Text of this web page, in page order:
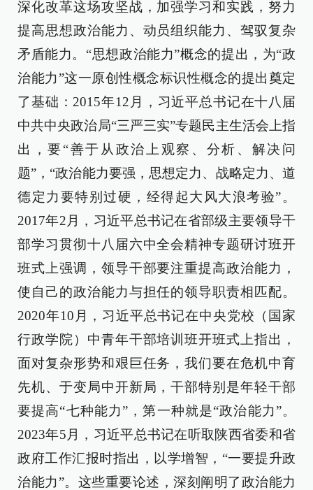
深化改革这场攻坚战，加强学习和实践，努力
提高思想政治能力、动员组织能力、驾驭复杂
矛盾能力。“思想政治能力”概念的提出，为“政
治能力”这一原创性概念标识性概念的提出奠定
了基础：2015年12月，习近平总书记在十八届
中共中央政治局“三严三实”专题民主生活会上指
出，要“善于从政治上观察、分析、解决问
题”，“政治能力要强，思想定力、战略定力、道
德定力要特别过硬，经得起大风大浪考验”。
2017年2月，习近平总书记在省部级主要领导干
部学习贯彻十八届六中全会精神专题研讨班开
班式上强调，领导干部要注重提高政治能力，
使自己的政治能力与担任的领导职责相匹配。
2020年10月，习近平总书记在中央党校（国家
行政学院）中青年干部培训班开班式上指出，
面对复杂形势和艰巨任务，我们要在危机中育
先机、于变局中开新局，干部特别是年轻干部
要提高“七种能力”，第一种就是“政治能力”。
2023年5月，习近平总书记在听取陕西省委和省
政府工作汇报时指出，以学增智，“一要提升政
治能力”。这些重要论述，深刻阐明了政治能力